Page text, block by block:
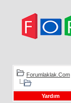
Forumlaklak.Com
Yardım